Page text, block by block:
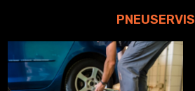
PNEUSERVIS